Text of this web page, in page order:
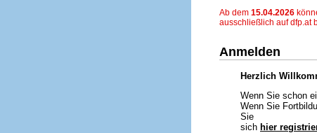
Ab dem 15.04.2026
ausschließlich auf dfp.at
Anmelden
Herzlich
Wenn Sie schon
Wenn Sie
Sie
sich hier